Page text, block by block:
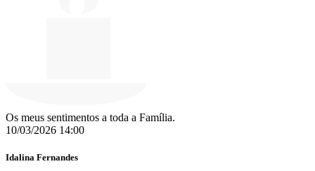
Os meus sentimentos a toda a Família.
10/03/2026 14:00
Idalina Fernandes